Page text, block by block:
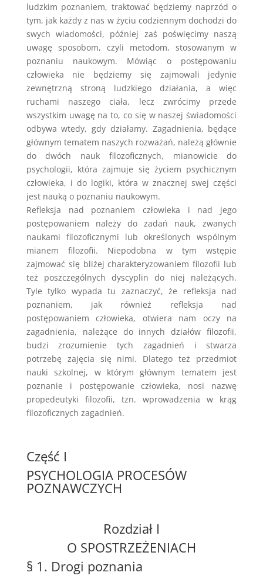
ludzkim poznaniem, traktować będziemy naprzód o
tym, jak każdy z nas w życiu codziennym dochodzi do
swych wiadomości, później zaś poświęcimy naszą
uwagę sposobom, czyli metodom, stosowanym w
poznaniu naukowym. Mówiąc o postępowaniu
człowieka nie będziemy się zajmowali jedynie
zewnętrzną stroną ludzkiego działania, a więc
ruchami naszego ciała, lecz zwrócimy przede
wszystkim uwagę na to, co się w naszej świadomości
odbywa wtedy, gdy działamy. Zagadnienia, będące
głównym tematem naszych rozważań, należą głównie
do dwóch nauk filozoficznych, mianowicie do
psychologii, która zajmuje się życiem psychicznym
człowieka, i do logiki, która w znacznej swej części
jest nauką o poznaniu naukowym.
Refleksja nad poznaniem człowieka i nad jego
postępowaniem należy do zadań nauk, zwanych
naukami filozoficznymi lub określonych wspólnym
mianem filozofii. Niepodobna w tym wstępie
zajmować się bliżej charakteryzowaniem filozofii lub
też poszczególnych dyscyplin do niej należących.
Tyle tylko wypada tu zaznaczyć, że refleksja nad
poznaniem, jak również refleksja nad
postępowaniem człowieka, otwiera nam oczy na
zagadnienia, należące do innych działów filozofii,
budzi zrozumienie tych zagadnień i stwarza
potrzebę zajęcia się nimi. Dlatego też przedmiot
nauki szkolnej, w którym głównym tematem jest
poznanie i postępowanie człowieka, nosi nazwę
propedeutyki filozofii, tzn. wprowadzenia w krąg
filozoficznych zagadnień.
Część I
PSYCHOLOGIA PROCESÓW
POZNAWCZYCH
Rozdział I
O SPOSTRZEŻENIACH
§ 1. Drogi poznania